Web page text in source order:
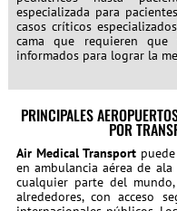
especializada para
casos críticos
cama que requieren
informados para lograr la
PRINCIPALES
POR
Air Medical Transportpuede
en ambulancia aérea de
cualquier parte del
alrededores, con acceso